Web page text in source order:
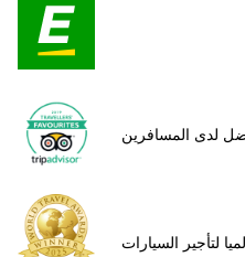
لدى المسافرين
لتأجير السيارات